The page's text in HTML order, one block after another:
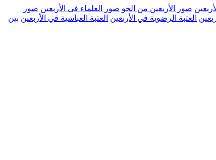
صور الأربعين من الجو صور العلماء في الأربعين صور
العتبة الرضوية في الأربعين العتبة العباسية في الأربعين بين